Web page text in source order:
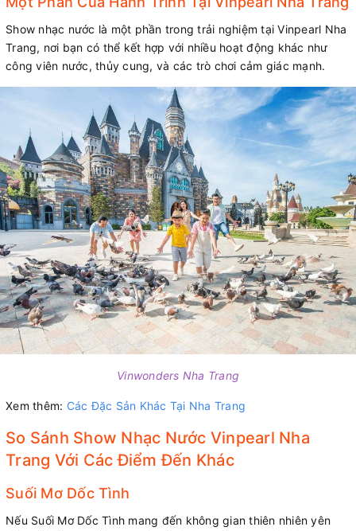
Show nhạc nước là một phần trong trải nghiệm tại Vinpearl Nha
Trang, nơi bạn có thể kết hợp với nhiều hoạt động khác như
công viên nước, thủy cung, và các trò chơi cảm giác mạnh.
Vinwonders Nha Trang
Xem thêm: Các Đặc Sản Khác Tại Nha Trang
So Sánh Show Nhạc Nước Vinpearl Nha
Trang Với Các Điểm Đến Khác
Suối Mơ Dốc Tình
Nếu Suối Mơ Dốc Tình mang đến không gian thiên nhiên yên